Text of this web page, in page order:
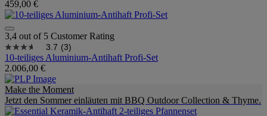
459,00 €
3,4 out of 5 Customer Rating
3.7 (3)
10-teiliges Aluminium-Antihaft Profi-Set
2.006,00 €
Make the Moment
Jetzt den Sommer einläuten mit BBQ Outdoor Collection & Thyme.